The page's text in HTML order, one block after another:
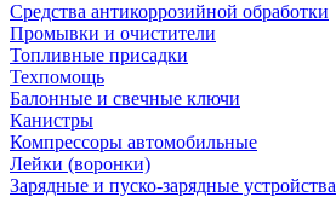
Средства антикоррозийной обработки
Промывки и очистители
Топливные присадки
Техпомощь
Балонные и свечные ключи
Канистры
Компрессоры автомобильные
Лейки (воронки)
Зарядные и пуско-зарядные устройства